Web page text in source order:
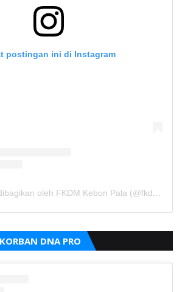
postingan ini di Instagram
Sebuah kiriman dibagikan oleh FKDM Kebon Pala (@fkdm_kebonpala)
DNA PRO